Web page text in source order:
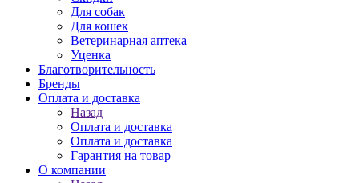
Для собак
Для кошек
Ветеринарная аптека
Уценка
Благотворительность
Бренды
Оплата и доставка
Назад
Оплата и доставка
Оплата и доставка
Гарантия на товар
О компании